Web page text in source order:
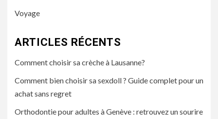
Voyage
ARTICLES RÉCENTS
Comment choisir sa crèche à Lausanne?
Comment bien choisir sa sexdoll ? Guide complet pour un
achat sans regret
Orthodontie pour adultes à Genève : retrouvez un sourire